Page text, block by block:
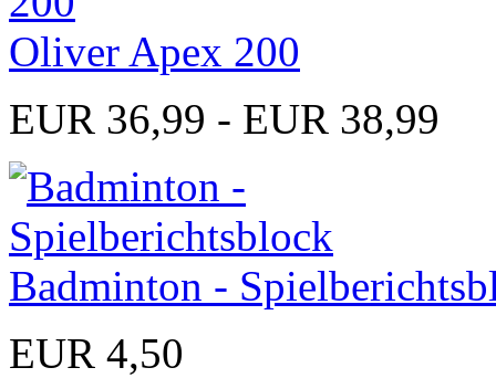
Oliver Apex 200
EUR 36,99 - EUR 38,99
Badminton -
EUR 4,50